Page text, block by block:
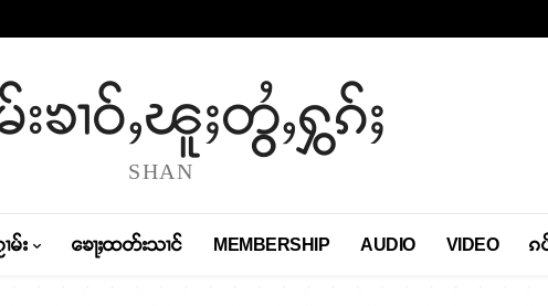
ၶၢဝ်ႇၽူႈတွႆႇႁွၵ်ႈ
SHAN
မ်း ၶေႃႈထတ်းသၢင် MEMBERSHIP AUDIO VIDEO ၵ